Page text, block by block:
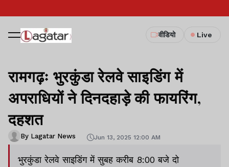
वीडियो Live
रामगढ़ः भुरकुंडा रेलवे साइडिंग में
अपराधियों ने दिनदहाड़े की फायरिंग,
दहशत
By Lagatar News Jun 13, 2025 12:00 AM
भुरकुंडा रेलवे साइडिंग में सुबह करीब 8:00 बजे दो